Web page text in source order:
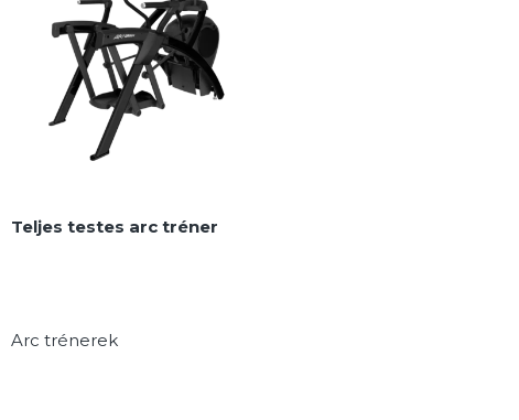
Teljes testes arc tréner
Arc trénerek